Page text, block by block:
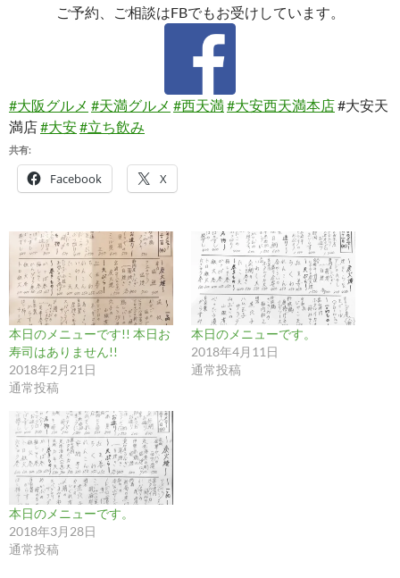
ご予約、ご相談はFBでもお受けしています。
#大阪グルメ #天満グルメ #西天満#大安西天満本店#大安天
満店#大安#立ち飲み
共有:
Facebook X
本日のメニューです!! 本日お
寿司はありません!!
2018年2月21日
通常投稿
本日のメニューです。
2018年4月11日
通常投稿
本日のメニューです。
2018年3月28日
通常投稿